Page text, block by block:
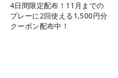
4日間限定配布！11月までの
プレーに2回使える1,500円分
クーポン配布中！